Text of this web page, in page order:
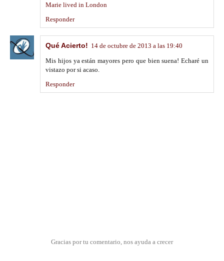
Marie lived in London
Responder
Qué Acierto! 14 de octubre de 2013 a las 19:40
Mis hijos ya están mayores pero que bien suena! Echaré un
vistazo por si acaso.
Responder
Gracias por tu comentario, nos ayuda a crecer